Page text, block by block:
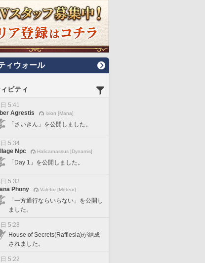
ィウォール
ビティ
5:41
Agrestis
Ixion [Mana]
「さいきん」を公開しました。
5:34
Npc
Halicarnassus [Dynamis]
「Day 1」を公開しました。
5:33
Phony
Valefor [Meteor]
「一方通行ならいらない」を公開し
ました。
5:28
House of Secrets(Rafflesia)が結成
されました。
5:22